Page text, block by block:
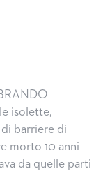
isolette,
barriere di
morto 10 anni
da quelle parti